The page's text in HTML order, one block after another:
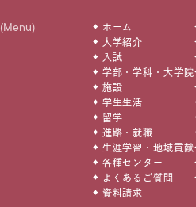
(Menu)
ホーム
大学紹介
入試
学部・学科・大学院
施設
学生生活
留学
進路・就職
生涯学習・地域貢献
各種センター
よくあるご質問
資料請求